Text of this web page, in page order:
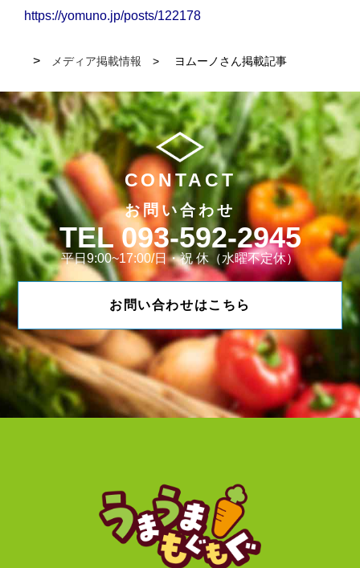
https://yomuno.jp/posts/122178
メディア掲載情報 ヨムーノさん掲載記事
CONTACT
お問い合わせ
093-592-2945
平日9:00~17:00/日・祝 休（水曜不定休）
お問い合わせはこちら